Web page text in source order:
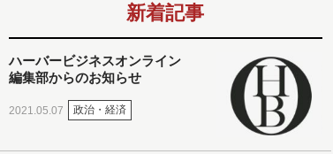
新着記事
ハーバービジネスオンライン
編集部からのお知らせ
2021.05.07 政治・経済